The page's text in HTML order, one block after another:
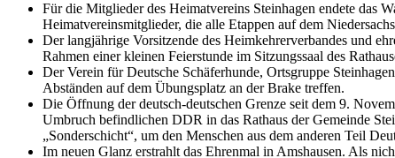
Für die Mitglieder des Heimatvereins Steinhagen endete das
Heimatvereinsmitglieder, die alle Etappen auf dem
Der langjährige Vorsitzende des Heimkehrerverbandes und
Rahmen einer kleinen Feierstunde im Sitzungssaal des
Der Verein für Deutsche Schäferhunde, Ortsgruppe
Abständen auf dem Übungsplatz an der Brake treffen.
Die Öffnung der deutsch-deutschen Grenze seit dem 9.
Umbruch befindlichen DDR in das Rathaus der Gemeinde
„Sonderschicht“, um den Menschen aus dem anderen Teil
Im neuen Glanz erstrahlt das Ehrenmal in Amshausen. Als